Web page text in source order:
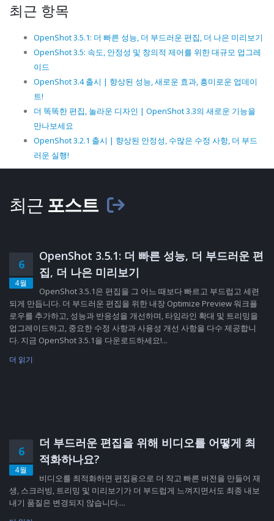
최근 항목
OpenShot 3.5.1: 더 빠른 성능, 더 부드러운 편집, 더 나은 미리보기
OpenShot 3.5: 속도, 안정성 및 창의적 제어를 위한 대규모 업그레
이드
OpenShot 3.4 출시 | 향상된 성능, 새로운 효과, 흥미로운 업데이
트!
더 똑똑한 편집, 놀라운 디자인 | OpenShot 3.3의 새로운 기능을
만나보세요
OpenShot 3.2.1 출시 | 향상된 안정성, 수많은 수정 사항, 더 부드
러운 실행!
최근 포스트
6
4월
OpenShot 3.5.1: 더 빠른 성능, 더 부드러운 편
집, 더 나은 미리보기
OpenShot 3.5.1은 편집을 그 어느 때보다 빠르고 부드럽고 세련
되게 만듭니다. 더 부드러운 편집을 위한 내장 Optimize Preview 워크플
로우를 추가하고, 성능과 반응성을 개선하며, 타임라인 확대 및 트리밍을
업그레이드하고, 중요한 수정 사항과 사용성 개선 사항을 다수 제공합니
다. 지금 OpenShot 3.5.1을 다운로드하세요!...
더 읽기
6
4월
더 부드러운 편집을 위해 비디오를 어떻게 최
적화하나요?
비디오를 최적화하면 편집용으로 더 작고 빠른 버전을 만들어 재
생, 스크러빙, 트리밍 및 미리보기가 더 부드럽게 느껴지면서도 최종 내보
내기 품질은 변경되지 않습니다....